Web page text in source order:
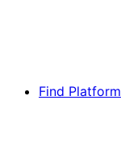
Find Platform